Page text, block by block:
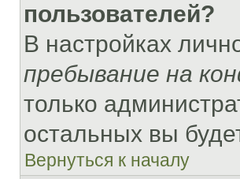
пользователей?
В настройках
пребывание на
только
остальных вы
Вернуться к началу